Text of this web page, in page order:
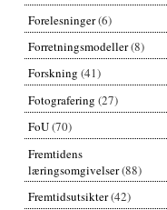
Forelesninger(6)
Forretningsmodeller(8)
Forskning (41)
Fotografering (27)
FoU(70)
Fremtidens
læringsomgivelser(88)
Fremtidsutsikter(42)